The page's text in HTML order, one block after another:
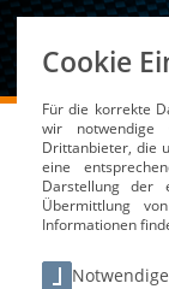
DMSB
34.
Cookie
Für die korrekte
wir notwendige
Drittanbieter, die
eine
Darstellung der
Übermittlung
Informationen